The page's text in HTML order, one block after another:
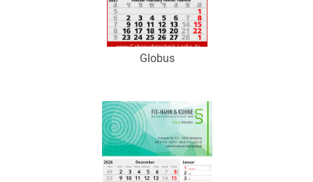
Globus
Art.-Nr.: K53114
Verfügbar
Zum Merkzettel hinzufügen